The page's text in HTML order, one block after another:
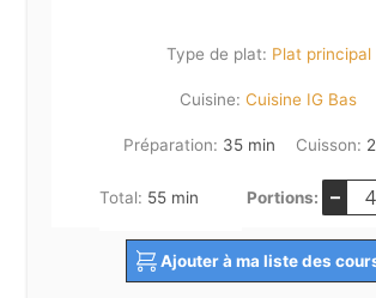
Type de plat: Plat principal
Cuisine: Cuisine IG Bas
Préparation: 35minutes
min Cuisson:
Total: 55minutes
min Portions: –
Ajouter à ma liste des